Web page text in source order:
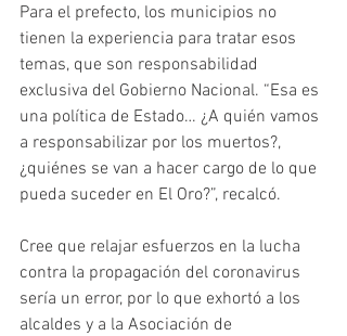
Para el prefecto, los municipios no
tienen la experiencia para tratar esos
temas, que son responsabilidad
exclusiva del Gobierno Nacional. “Esa es
una política de Estado… ¿A quién vamos
a responsabilizar por los muertos?,
¿quiénes se van a hacer cargo de lo que
pueda suceder en El Oro?”, recalcó.
Cree que relajar esfuerzos en la lucha
contra la propagación del coronavirus
sería un error, por lo que exhortó a los
alcaldes y a la Asociación de